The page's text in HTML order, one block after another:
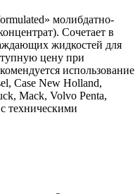
молибдатно-
Сочетает в
жидкостей для
цену при
использование
Case New Holland,
Mack, Volvo Penta,
техническими